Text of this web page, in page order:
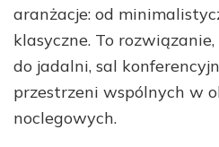
aranżacje: od
klasyczne. To
do jadalni, sal
przestrzeni wspólnych w
noclegowych.